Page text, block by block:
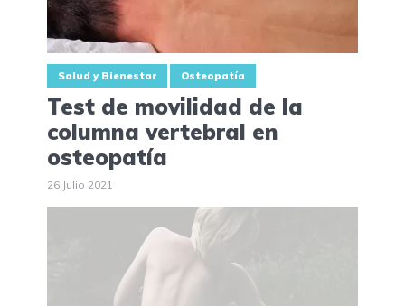
Salud y Bienestar Osteopatía
Test de movilidad de la
columna vertebral en
osteopatía
26 Julio 2021